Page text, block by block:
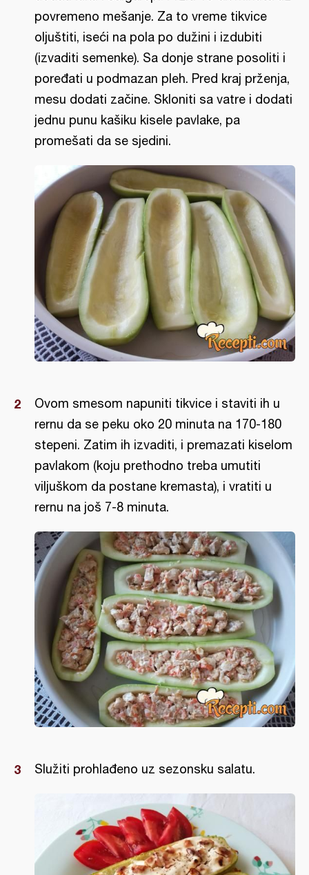
povremeno mešanje. Za to vreme tikvice
oljuštiti, iseći na pola po dužini i izdubiti
(izvaditi semenke). Sa donje strane posoliti i
poređati u podmazan pleh. Pred kraj prženja,
mesu dodati začine. Skloniti sa vatre i dodati
jednu punu kašiku kisele pavlake, pa
promešati da se sjedini.
Ovom smesom napuniti tikvice i staviti ih u
rernu da se peku oko 20 minuta na 170-180
stepeni. Zatim ih izvaditi, i premazati kiselom
pavlakom (koju prethodno treba umutiti
viljuškom da postane kremasta), i vratiti u
rernu na još 7-8 minuta.
Služiti prohlađeno uz sezonsku salatu.